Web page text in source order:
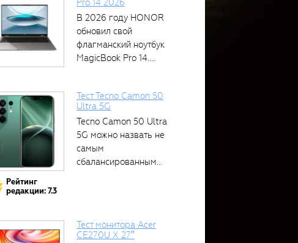
В 2026 году HONOR
обновил свой
флагманский ноутбук
MagicBook Pro 14....
Рейтинг
редакции: 7.3
Тест Tecno Camon 50
Ultra 5G
Tecno Camon 50 Ultra
5G можно назвать не
самым
сбалансированным
Тест монитора Acer
CE270U X 27″